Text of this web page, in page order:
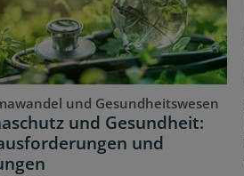
und Gesundheitswesen
und Gesundheit:
und